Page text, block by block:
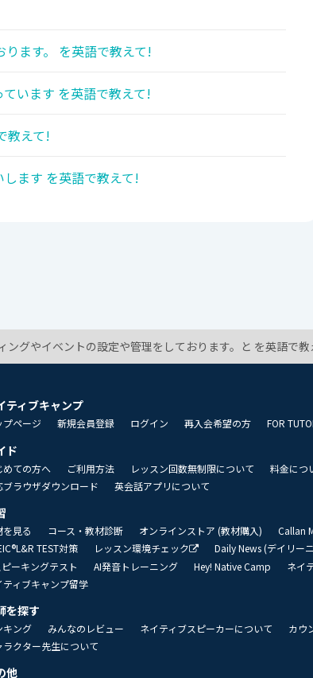
ます。 を英語で教えて!
います を英語で教えて!
教えて!
ます を英語で教えて!
ングやイベントの設定や管理をしております。と を英語で教
ティブキャンプ
プページ 新規会員登録 ログイン 再入会希望の方 FOR
ド
めての方へ ご利用方法 レッスン回数無制限について 料金につ
ブラウザダウンロード
英会話アプリについて
を見る コース・教材診断 オンラインストア (教材購入)
Callan
TEST対策
レッスン環境チェック Daily News (デイリー
ーキングテスト
AI発音トレーニング Hey! Native Camp ネイ
ティブキャンプ留学
を探す
キング みんなのレビュー ネイティブスピーカーについて
カウ
ラクター先生について
他